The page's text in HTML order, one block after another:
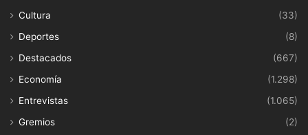
Cultura
(33)
Deportes
(8)
Destacados
(667)
Economía
(1.298)
Entrevistas
(1.065)
Gremios
(2)